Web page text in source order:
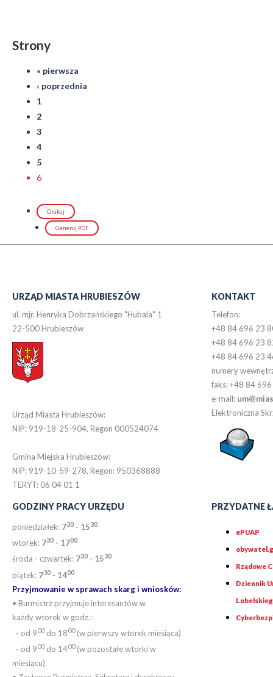
Strony
« pierwsza
‹ poprzednia
1
2
3
4
5
6
Drukuj
Generuj PDF
URZĄD MIASTA HRUBIESZÓW
ul. mjr. Henryka Dobrzańskiego "Hubala" 1
22-500 Hrubieszów
Urząd Miasta Hrubieszów:
NIP: 919-18-25-904, Regon 000524074
Gmina Miejska Hrubieszów:
NIP: 919-10-59-278, Regon: 950368888
TERYT: 06 04 01 1
KONTAKT
Telefon:
+48 84 696 23
+48 84 696 23
+48 84 696 23
numery
faks: +48 84
e-mail:
Elektroniczna
GODZINY PRACY URZĘDU
poniedziałek: 730 - 1530
wtorek: 730 - 1700
środa - czwartek: 730 - 1530
piątek: 730 - 1400
Przyjmowanie w sprawach skarg i wniosków:
• Burmistrz przyjmuje interesantów w
każdy wtorek w godz.:
- od 900do 1800(w pierwszy wtorek miesiąca)
- od 900do 1400(w pozostałe wtorki w
miesiącu).
PRZYDATNE
ePUAP
Rządowe
Dziennik